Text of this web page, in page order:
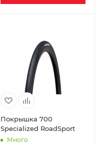
Покрышка 700
Specialized RoadSport
Много